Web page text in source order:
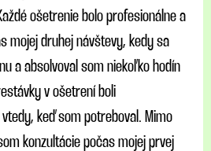
ošetrenie bolo profesionálne a
mojej druhej návštevy, kedy sa
a absolvoval som niekoľko hodín
v ošetrení boli
keď som potreboval. Mimo
konzultácie počas mojej prvej